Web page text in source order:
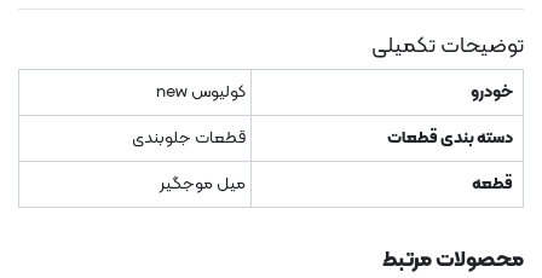
توضیحات تکمیلی
خودرو
کولیوس new
دسته بندی قطعات
قطعات جلوبندی
قطعه
میل موجگیر
محصولات مرتبط